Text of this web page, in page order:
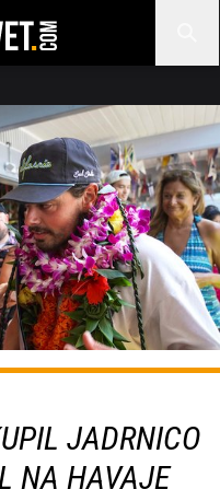
JADRNICO
NA HAVAJE